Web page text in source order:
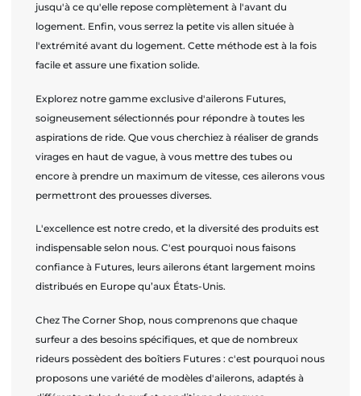
jusqu'à ce qu'elle repose complètement à l'avant du
logement. Enfin, vous serrez la petite vis allen située à
l'extrémité avant du logement. Cette méthode est à la fois
facile et assure une fixation solide.
Explorez notre gamme exclusive d'ailerons Futures,
soigneusement sélectionnés pour répondre à toutes les
aspirations de ride. Que vous cherchiez à réaliser de grands
virages en haut de vague, à vous mettre des tubes ou
encore à prendre un maximum de vitesse, ces ailerons vous
permettront des prouesses diverses.
L'excellence est notre credo, et la diversité des produits est
indispensable selon nous. C'est pourquoi nous faisons
confiance à Futures, leurs ailerons étant largement moins
distribués en Europe qu’aux États-Unis.
Chez The Corner Shop, nous comprenons que chaque
surfeur a des besoins spécifiques, et que de nombreux
rideurs possèdent des boîtiers Futures : c'est pourquoi nous
proposons une variété de modèles d'ailerons, adaptés à